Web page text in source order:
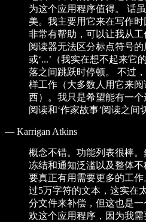
为这个应用程序值得。 话
美。我主要用它来在写作
非常有帮助，可以让我从工
阅读器无法区分标点符号
或‘...’（我实在想不起来它
落之间跳跃时停顿。 不过
样工作（大多数人用它来
西）。我只是希望能有一
阅读和‘作家故事’阅读之间
— Karrigan Atkins
概念不错。功能列表很棒
冻结和通知泛滥以及整体
要真正有用需要更多的工
过5万字符的文本，这实在
分文件来补偿，但这也是
欢这个应用程序，因为我